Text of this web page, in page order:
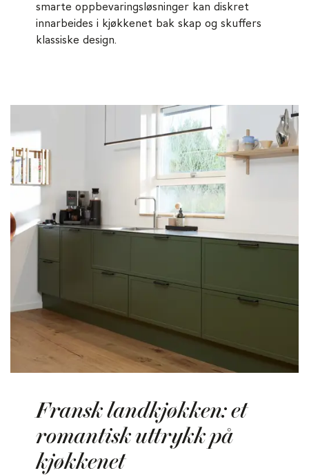
smarte oppbevaringsløsninger kan diskret
innarbeides i kjøkkenet bak skap og skuffers
klassiske design.
Fransk landkjøkken: et
romantisk uttrykk på
kjøkkenet